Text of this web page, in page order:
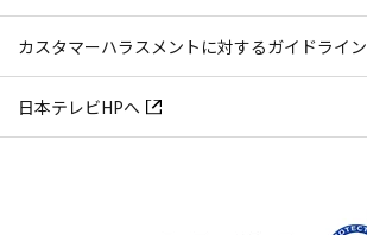
カスタマーハラスメントに対するガイドライン
日本テレビHPへ